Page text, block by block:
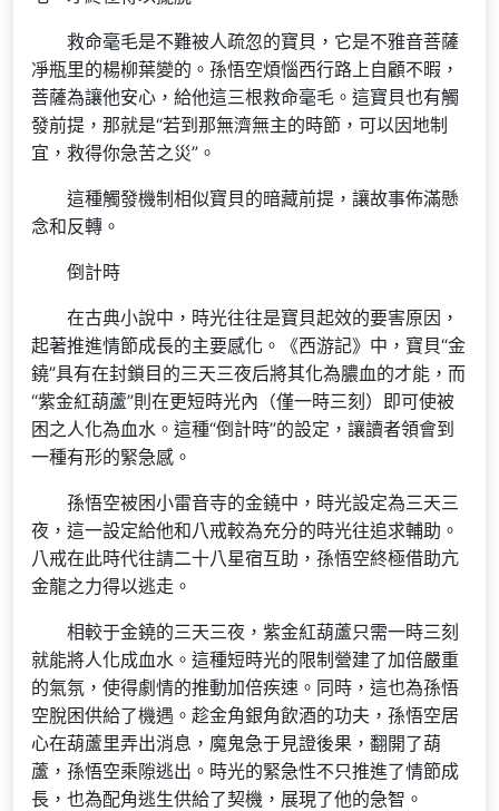
救命毫毛是不難被人疏忽的寶貝，它是不雅音菩薩
凈瓶里的楊柳葉變的。孫悟空煩惱西行路上自顧不暇，
菩薩為讓他安心，給他這三根救命毫毛。這寶貝也有觸
發前提，那就是“若到那無濟無主的時節，可以因地制
宜，救得你急苦之災”。
這種觸發機制相似寶貝的暗藏前提，讓故事佈滿懸
念和反轉。
倒計時
在古典小說中，時光往往是寶貝起效的要害原因，
起著推進情節成長的主要感化。《西游記》中，寶貝“金
鐃”具有在封鎖目的三天三夜后將其化為膿血的才能，而
“紫金紅葫蘆”則在更短時光內（僅一時三刻）即可使被
困之人化為血水。這種“倒計時”的設定，讓讀者領會到
一種有形的緊急感。
孫悟空被困小雷音寺的金鐃中，時光設定為三天三
夜，這一設定給他和八戒較為充分的時光往追求輔助。
八戒在此時代往請二十八星宿互助，孫悟空終極借助亢
金龍之力得以逃走。
相較于金鐃的三天三夜，紫金紅葫蘆只需一時三刻
就能將人化成血水。這種短時光的限制營建了加倍嚴重
的氣氛，使得劇情的推動加倍疾速。同時，這也為孫悟
空脫困供給了機遇。趁金角銀角飲酒的功夫，孫悟空居
心在葫蘆里弄出消息，魔鬼急于見證後果，翻開了葫
蘆，孫悟空乘隙逃出。時光的緊急性不只推進了情節成
長，也為配角逃生供給了契機，展現了他的急智。